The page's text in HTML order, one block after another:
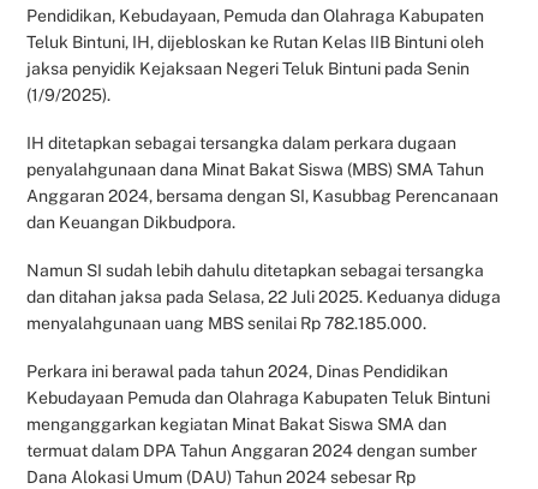
Pendidikan, Kebudayaan, Pemuda dan Olahraga Kabupaten
Teluk Bintuni, IH, dijebloskan ke Rutan Kelas IIB Bintuni oleh
jaksa penyidik Kejaksaan Negeri Teluk Bintuni pada Senin
(1/9/2025).
IH ditetapkan sebagai tersangka dalam perkara dugaan
penyalahgunaan dana Minat Bakat Siswa (MBS) SMA Tahun
Anggaran 2024, bersama dengan SI, Kasubbag Perencanaan
dan Keuangan Dikbudpora.
Namun SI sudah lebih dahulu ditetapkan sebagai tersangka
dan ditahan jaksa pada Selasa, 22 Juli 2025. Keduanya diduga
menyalahgunaan uang MBS senilai Rp 782.185.000.
Perkara ini berawal pada tahun 2024, Dinas Pendidikan
Kebudayaan Pemuda dan Olahraga Kabupaten Teluk Bintuni
menganggarkan kegiatan Minat Bakat Siswa SMA dan
termuat dalam DPA Tahun Anggaran 2024 dengan sumber
Dana Alokasi Umum (DAU) Tahun 2024 sebesar Rp